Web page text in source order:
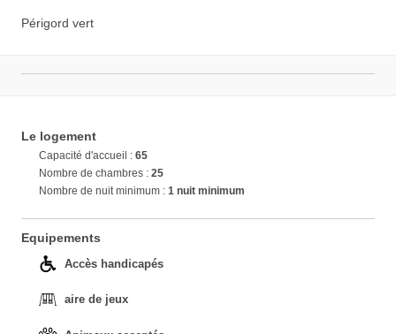
Périgord vert
Le logement
Capacité d'accueil : 65
Nombre de chambres : 25
Nombre de nuit minimum : 1 nuit minimum
Equipements
Accès handicapés
aire de jeux